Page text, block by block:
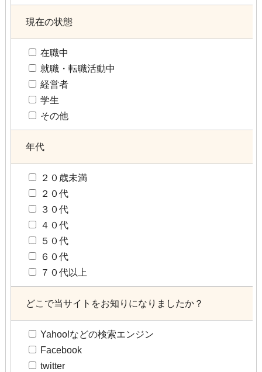
現在の状態
在職中
就職・転職活動中
経営者
学生
その他
年代
２０歳未満
２０代
３０代
４０代
５０代
６０代
７０代以上
どこで当サイトをお知りになりましたか？
Yahoo!などの検索エンジン
Facebook
twitter